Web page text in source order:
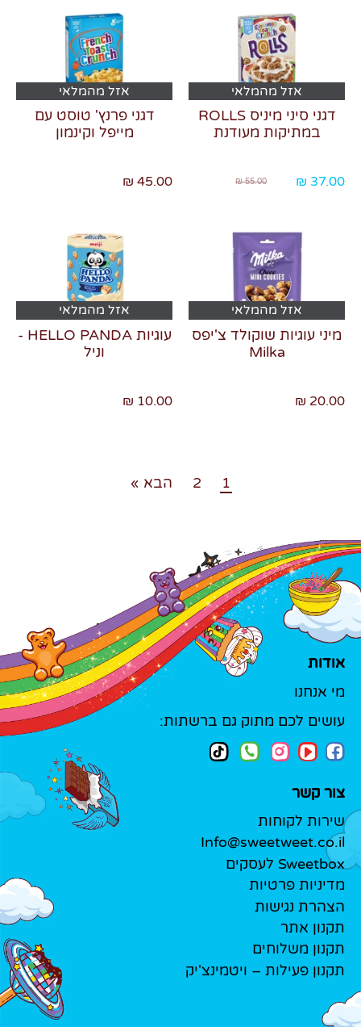
אזל מהמלאי
דגני סיני מיניס ROLLS
במתיקות מעודנת
37.00 ₪
מחיר
55.00 ₪
אזל מהמלאי
דגני פרנץ' טוסט עם
מייפל וקינמון
45.00 ₪
אזל מהמלאי
מיני עוגיות שוקולד צ'יפס
Milka
20.00 ₪
אזל מהמלאי
עוגיות HELLO PANDA -
וניל
10.00 ₪
1
2 הבא »
אודות
מי אנחנו
עושים לכם מתוק גם ברשתות:
צור קשר
שירות לקוחות
Info@sweetweet.co.il
Sweetbox לעסקים
מדיניות פרטיות
הצהרת נגישות
תקנון אתר
תקנון משלוחים
תקנון פעילות – ויטמינצ'יק